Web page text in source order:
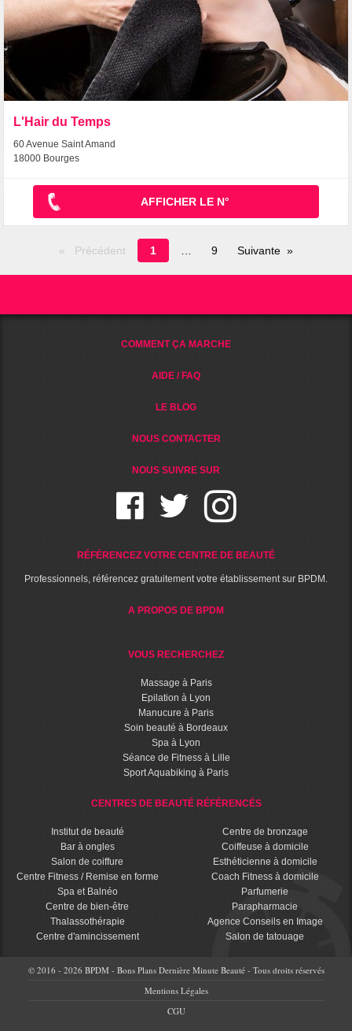
L'Hair du Temps
60 Avenue Saint Amand
18000 Bourges
AFFICHER LE N°
Précédent
Page
en
1 9 Suivante
COMMENT ÇA MARCHE
AIDE / FAQ
LE BLOG
NOUS CONTACTER
NOUS SUIVRE SUR
RÉFÉRENCEZ VOTRE CENTRE DE BEAUTÉ
Professionnels, référencez gratuitement votre établissement sur BPDM.
A PROPOS DE BPDM
VOUS RECHERCHEZ
Massage à Paris
Epilation à Lyon
Manucure à Paris
Soin beauté à Bordeaux
Spa à Lyon
Séance de Fitness à Lille
Sport Aquabiking à Paris
CENTRES DE BEAUTÉ RÉFÉRENCÉS
Institut de beauté
Bar à ongles
Salon de coiffure
Centre Fitness / Remise en forme
Spa et Balnéo
Centre de bien-être
Thalassothérapie
Centre d'amincissement
Centre de bronzage
Coiffeuse à domicile
Esthéticienne à domicile
Coach Fitness à domicile
Parfumerie
Parapharmacie
Agence Conseils en Image
Salon de tatouage
© 2016 - 2026 BPDM - Bons Plans Dernière Minute Beauté - Tous droits réservés
Mentions Légales
CGU